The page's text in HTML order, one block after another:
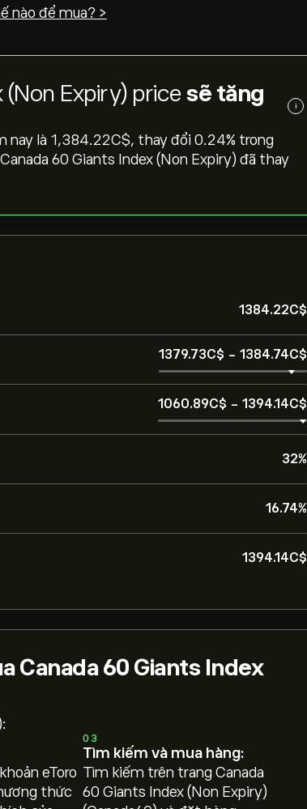
nào để mua? >
(Non Expiry) pricesẽ tăng
i
nay là 1,384.22‎C$‎, thay đổi ‎0.24‎% trong
60 Giants Index (Non Expiry) đã thay
1384.22‎C$‎
1379.73‎C$‎ - 1384.74‎C$‎
1060.89‎C$‎ - 1394.14‎C$‎
32%
16.74%
1394.14‎C$‎
Canada 60 Giants Index
eToro
thức
03
Tìm kiếm và mua hàng:
Tìm kiếm trên trang Canada
60 Giants Index (Non Expiry)